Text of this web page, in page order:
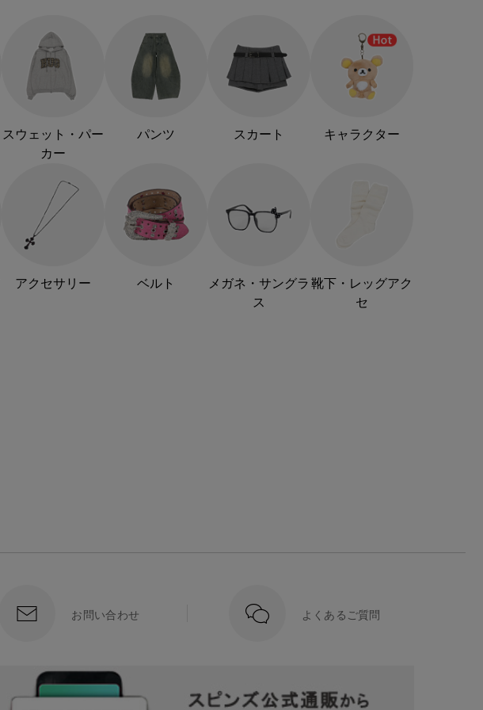
スウェット・パー
カー
パンツ スカート キャラクター
アクセサリー ベルト
メガネ・サングラ
ス
靴下・レッグアク
セ
お問い合わせ よくあるご質問